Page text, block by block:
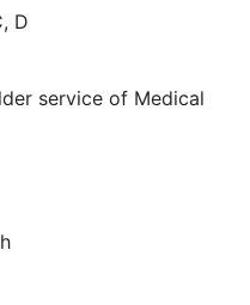
D
service of Medical